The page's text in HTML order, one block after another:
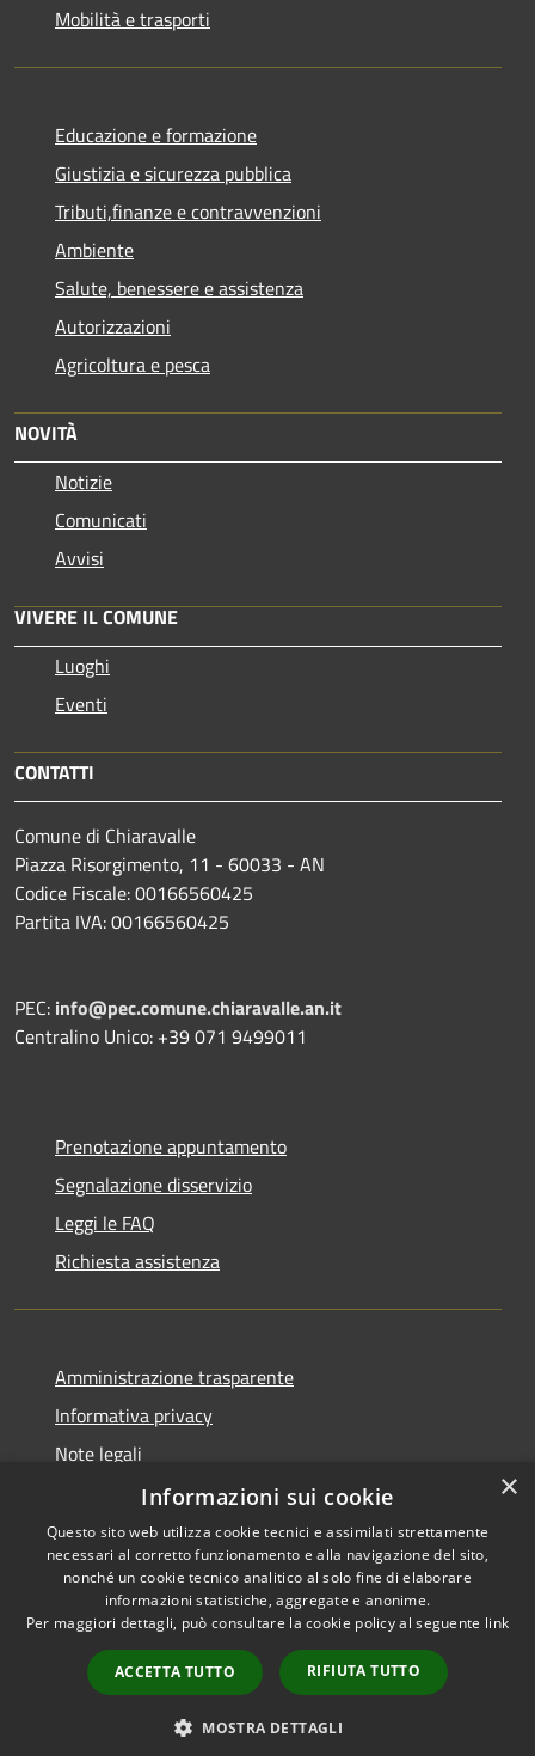
Mobilità e trasporti
Educazione e formazione
Giustizia e sicurezza pubblica
Tributi,finanze e contravvenzioni
Ambiente
Salute, benessere e assistenza
Autorizzazioni
Agricoltura e pesca
NOVITÀ
Notizie
Comunicati
Avvisi
VIVERE IL COMUNE
Luoghi
Eventi
CONTATTI
Comune di Chiaravalle
Piazza Risorgimento, 11 - 60033 - AN
Codice Fiscale: 00166560425
Partita IVA: 00166560425
PEC: info@pec.comune.chiaravalle.an.it
Centralino Unico: +39 071 9499011
Prenotazione appuntamento
Segnalazione disservizio
Leggi le FAQ
Richiesta assistenza
Amministrazione trasparente
Informativa privacy
Note legali
Dichiarazione di accessibilità
RSS
Accessibilità
Copyright © 2026 • Comune di
Municipium•
Accesso
redazione
×
Informazioni sui cookie
Questo sito web utilizza cookie tecnici e assimilati strettamente
necessari al corretto funzionamento e alla navigazione del sito,
nonché un cookie tecnico analitico al solo fine di elaborare
informazioni statistiche, aggregate e anonime.
Per maggiori dettagli, può consultare la cookie policy al seguente link
ACCETTA TUTTO RIFIUTA TUTTO
MOSTRA DETTAGLI